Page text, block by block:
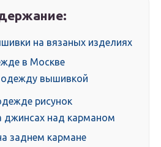
на вязаных изделиях
в Москве
вышивкой
рисунок
джинсах над карманом
заднем кармане